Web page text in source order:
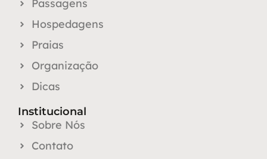
Passagens
Hospedagens
Praias
Organização
Dicas
Institucional
Sobre Nós
Contato